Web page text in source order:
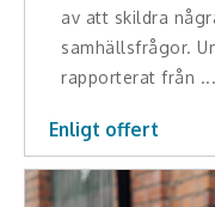
Ljus och belysning
Konst
av att skildra
samhällsfrågor.
rapporterat från ...
Enligt offert